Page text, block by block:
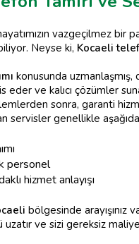
vazgeçilmez
Neyse ki, Kocaeli
konusunda
ve kalıcı çözümler
sonra, garanti
servisler genellikle
personel
hizmet anlayışı
bölgesinde arayışınız
ve sizi gereksiz